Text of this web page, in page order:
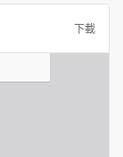
下載